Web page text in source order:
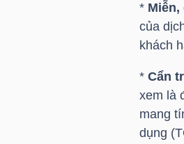
*
của
khách
* Cẩn
xem là
mang
dụng